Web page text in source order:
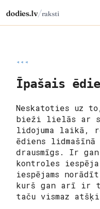
dodies.lv/raksti
◂◂◂
Īpašais
Neskatoties uz
bieži lielās ar
lidojuma laikā,
ēdiens
drausmīgs. Ir
kontroles
iespējams
kurš gan arī ir
taču vismaz